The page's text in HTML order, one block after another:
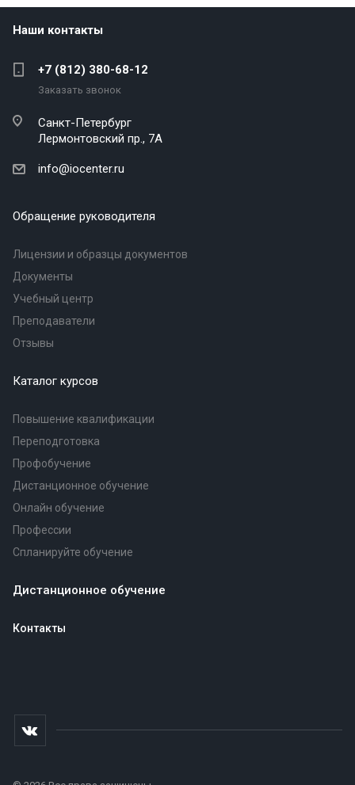
Наши контакты
+7 (812) 380-68-12
Заказать звонок
Санкт-Петербург
Лермонтовский пр., 7А
info@iocenter.ru
Обращение руководителя
Лицензии и образцы документов
Документы
Учебный центр
Преподаватели
Отзывы
Каталог курсов
Повышение квалификации
Переподготовка
Профобучение
Дистанционное обучение
Онлайн обучение
Профессии
Спланируйте обучение
Дистанционное обучение
Контакты